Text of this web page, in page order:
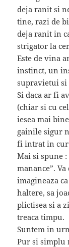
deja ranit si
tine, razi de
deja ranit in
strigator la
Este de vina
instinct, un
supravietui si
Si daca ar fi
(chiar si cu
iesea mai
gainile sigur
fi intrat in
Mai si spune
manance”.
imagineaza
haltere, sa
plictisea si a
treaca timpu.
Suntem in
Pur si simplu